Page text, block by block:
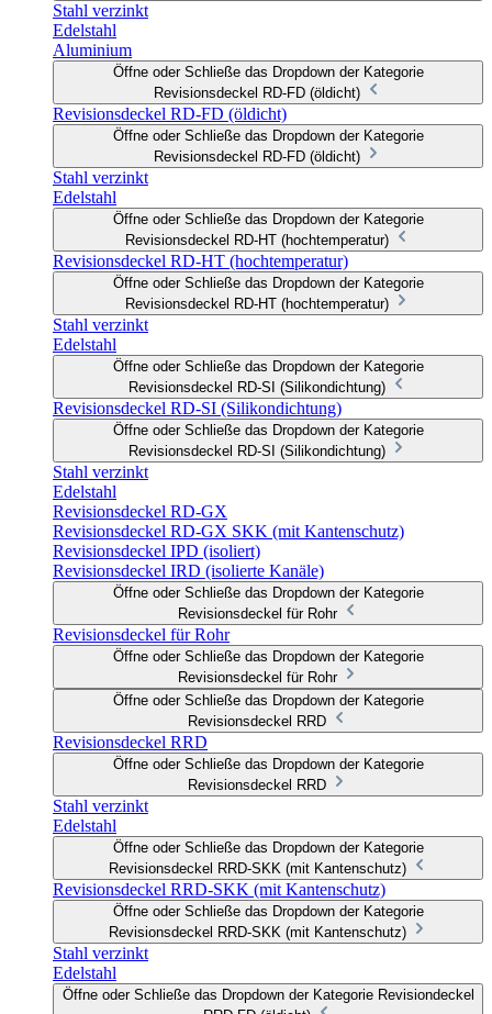
Stahl verzinkt
Edelstahl
Aluminium
Öffne oder Schließe das Dropdown der Kategorie
Revisionsdeckel RD-FD (öldicht)
Revisionsdeckel RD-FD (öldicht)
Öffne oder Schließe das Dropdown der Kategorie
Revisionsdeckel RD-FD (öldicht)
Stahl verzinkt
Edelstahl
Öffne oder Schließe das Dropdown der Kategorie
Revisionsdeckel RD-HT (hochtemperatur)
Revisionsdeckel RD-HT (hochtemperatur)
Öffne oder Schließe das Dropdown der Kategorie
Revisionsdeckel RD-HT (hochtemperatur)
Stahl verzinkt
Edelstahl
Öffne oder Schließe das Dropdown der Kategorie
Revisionsdeckel RD-SI (Silikondichtung)
Revisionsdeckel RD-SI (Silikondichtung)
Öffne oder Schließe das Dropdown der Kategorie
Revisionsdeckel RD-SI (Silikondichtung)
Stahl verzinkt
Edelstahl
Revisionsdeckel RD-GX
Revisionsdeckel RD-GX SKK (mit Kantenschutz)
Revisionsdeckel IPD (isoliert)
Revisionsdeckel IRD (isolierte Kanäle)
Öffne oder Schließe das Dropdown der Kategorie
Revisionsdeckel für Rohr
Revisionsdeckel für Rohr
Öffne oder Schließe das Dropdown der Kategorie
Revisionsdeckel für Rohr
Öffne oder Schließe das Dropdown der Kategorie
Revisionsdeckel RRD
Revisionsdeckel RRD
Öffne oder Schließe das Dropdown der Kategorie
Revisionsdeckel RRD
Stahl verzinkt
Edelstahl
Öffne oder Schließe das Dropdown der Kategorie
Revisionsdeckel RRD-SKK (mit Kantenschutz)
Revisionsdeckel RRD-SKK (mit Kantenschutz)
Öffne oder Schließe das Dropdown der Kategorie
Revisionsdeckel RRD-SKK (mit Kantenschutz)
Stahl verzinkt
Edelstahl
Öffne oder Schließe das Dropdown der Kategorie Revisiondeckel